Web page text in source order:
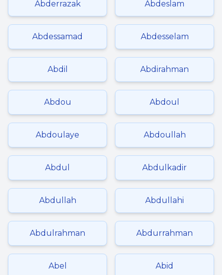
Abderrazak Abdeslam
Abdessamad Abdesselam
Abdil Abdirahman
Abdou Abdoul
Abdoulaye Abdoullah
Abdul Abdulkadir
Abdullah Abdullahi
Abdulrahman Abdurrahman
Abel Abid